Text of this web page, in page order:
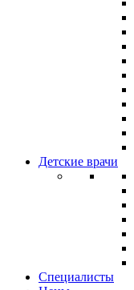
Детские врачи
Специалисты